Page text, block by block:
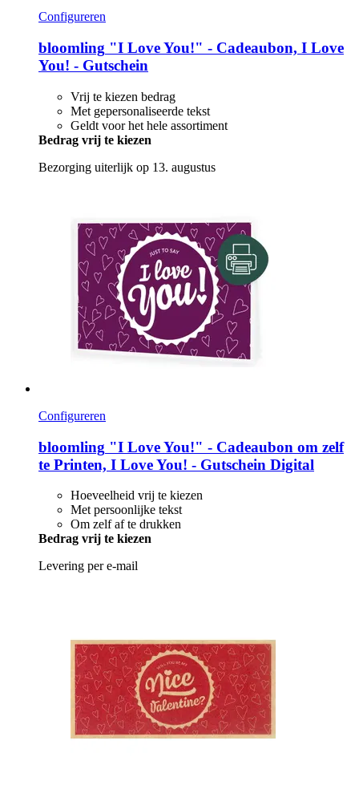
Configureren
bloomling "I Love You!" -​ Cadeaubon, I Love
You! -​ Gutschein
Vrij te kiezen bedrag
Met gepersonaliseerde tekst
Geldt voor het hele assortiment
Bedrag vrij te kiezen
Bezorging uiterlijk op 13. augustus
Configureren
bloomling "I Love You!" -​ Cadeaubon om zelf
te Printen, I Love You! -​ Gutschein Digital
Hoeveelheid vrij te kiezen
Met persoonlijke tekst
Om zelf af te drukken
Bedrag vrij te kiezen
Levering per e-mail